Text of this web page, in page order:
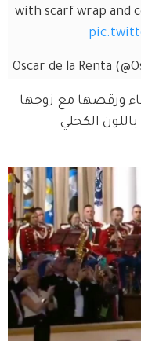
with scarf wrap and
ورقصها مع زوجها
الكحلي